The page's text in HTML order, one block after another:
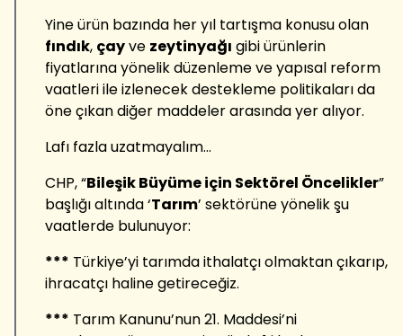
Yine ürün bazında her yıl tartışma konusu olan
fındık, çayve zeytinyağı gibi ürünlerin
fiyatlarına yönelik düzenleme ve yapısal reform
vaatleri ile izlenecek destekleme politikaları da
öne çıkan diğer maddeler arasında yer alıyor.
Lafı fazla uzatmayalım…
CHP, “Bileşik Büyüme için Sektörel Öncelikler”
başlığı altında ‘Tarım’ sektörüne yönelik şu
vaatlerde bulunuyor:
*** Türkiye’yi tarımda ithalatçı olmaktan çıkarıp,
ihracatçı haline getireceğiz.
*** Tarım Kanunu’nun 21. Maddesi’ni